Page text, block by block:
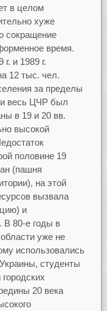
в целом
хуже
сокращение
время.
и 1989 г.
12 тыс. чел.
за пределы
и весь ЦЧР был
в 19 и 20 вв.
высокой
половине 19
(пашня
на этой
вызвала
и
В 80-е годы в
уже не
использовались
студенты
20 века